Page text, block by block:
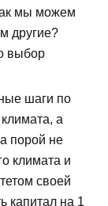
мы можем
другие?
выбор
шаги по
а
порой не
климата и
своей
капитал на 1